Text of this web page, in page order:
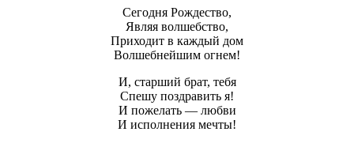
Сегодня Рождество,
Являя волшебство,
Приходит в каждый дом
Волшебнейшим огнем!
И, старший брат, тебя
Спешу поздравить я!
И пожелать — любви
И исполнения мечты!